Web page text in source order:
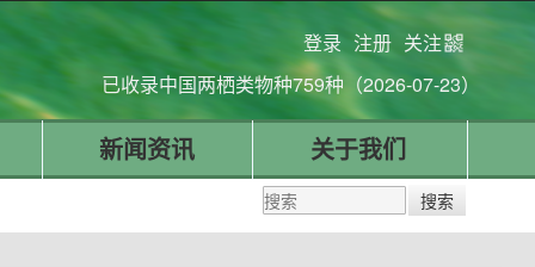
登录 注册 关注
已收录中国两栖类物种759种（2026-07-23）
新闻资讯 关于我们